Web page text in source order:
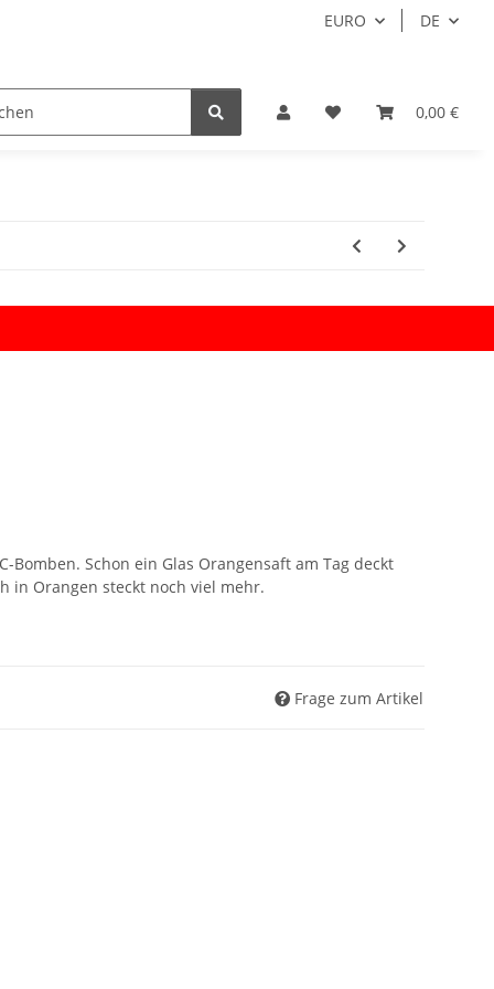
EURO DE
0,00 €
Bomben. Schon ein Glas Orangensaft am Tag deckt
in Orangen steckt noch viel mehr.
Frage zum Artikel